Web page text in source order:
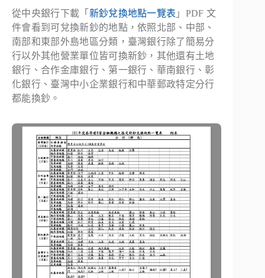
從中央銀行下載「 新鈔兌換地點一覽表 」PDF 文
件會看到可兌換新鈔的地點，依照北部、中部、
南部和東部外島地區分類，臺灣銀行除了簡易分
行以外其他營業單位皆可換新鈔，其他還有土地
銀行、合作金庫銀行、第一銀行、華南銀行、彰
化銀行、臺灣中小企業銀行和中華郵政特定分行
都能換鈔。